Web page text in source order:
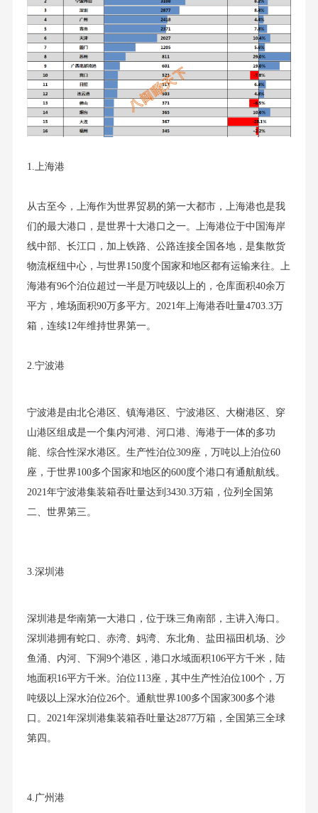
1.上海港
从古至今，上海作为世界贸易的第一大都市，上海港也是我
们的最大港口，是世界十大港口之一。上海港位于中国海岸
线中部、长江口，加上铁路、公路连接全国各地，是集散货
物流枢纽中心，与世界150度个国家和地区都有运输来往。上
海港有96个泊位超过一半是万吨级以上的，仓库面积40余万
平方，堆场面积90万多平方。2021年上海港吞吐量4703.3万
箱，连续12年维持世界第一。
2.宁波港
宁波港是由北仑港区、镇海港区、宁波港区、大榭港区、穿
山港区组成是一个集内河港、河口港、海港于一体的多功
能、综合性深水港区。生产性泊位309座，万吨以上泊位60
座，于世界100多个国家和地区的600度个港口有通航航线。
2021年宁波港集装箱吞吐量达到3430.3万箱，位列全国第
二、世界第三。
3.深圳港
深圳港是华南第一大港口，位于珠三角南部，主讲入海口。
深圳港拥有蛇口、赤湾、妈湾、东北角、盐田福田机场、沙
鱼涌、内河、下洞9个港区，港口水域面积106平方千米，陆
地面积16平方千米。泊位113座，其中生产性泊位100个，万
吨级以上深水泊位26个。通航世界100多个国家300多个港
口。2021年深圳港集装箱吞吐量达2877万箱，全国第三全球
第四。
4.广州港